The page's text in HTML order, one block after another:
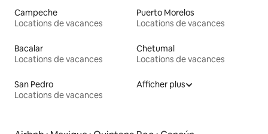
Campeche
Locations de vacances
Puerto Morelos
Locations de vacances
Bacalar
Locations de vacances
Chetumal
Locations de vacances
San Pedro
Locations de vacances
Afficher plus